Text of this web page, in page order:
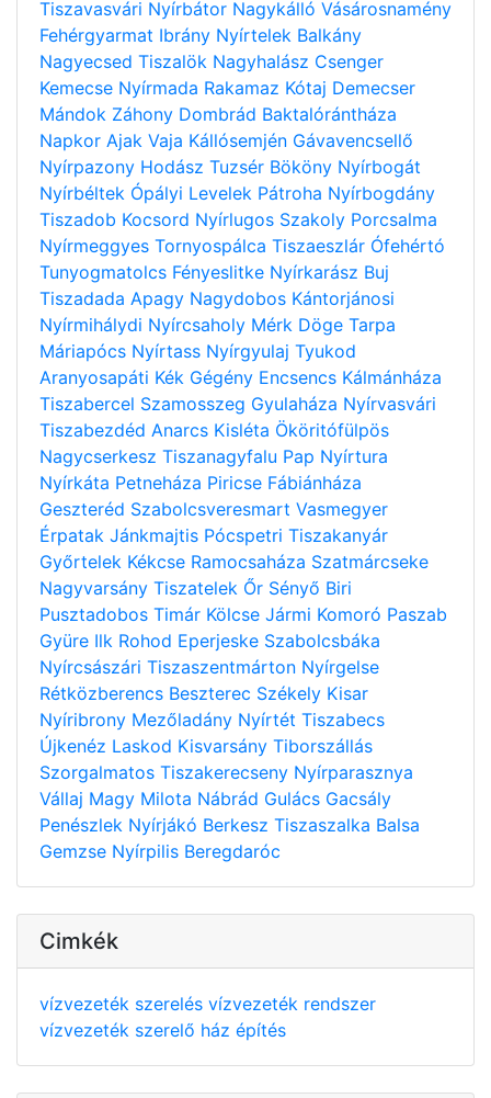
Tiszavasvári Nyírbátor Nagykálló Vásárosnamény
Fehérgyarmat Ibrány Nyírtelek Balkány
Nagyecsed Tiszalök Nagyhalász Csenger
Kemecse Nyírmada Rakamaz Kótaj Demecser
Mándok Záhony Dombrád Baktalórántháza
Napkor Ajak Vaja Kállósemjén Gávavencsellő
Nyírpazony Hodász Tuzsér Bököny Nyírbogát
Nyírbéltek Ópályi Levelek Pátroha Nyírbogdány
Tiszadob Kocsord Nyírlugos Szakoly Porcsalma
Nyírmeggyes Tornyospálca Tiszaeszlár Ófehértó
Tunyogmatolcs Fényeslitke Nyírkarász Buj
Tiszadada Apagy Nagydobos Kántorjánosi
Nyírmihálydi Nyírcsaholy Mérk Döge Tarpa
Máriapócs Nyírtass Nyírgyulaj Tyukod
Aranyosapáti Kék Gégény Encsencs Kálmánháza
Tiszabercel Szamosszeg Gyulaháza Nyírvasvári
Tiszabezdéd Anarcs Kisléta Ököritófülpös
Nagycserkesz Tiszanagyfalu Pap Nyírtura
Nyírkáta Petneháza Piricse Fábiánháza
Geszteréd Szabolcsveresmart Vasmegyer
Érpatak Jánkmajtis Pócspetri Tiszakanyár
Győrtelek Kékcse Ramocsaháza Szatmárcseke
Nagyvarsány Tiszatelek Őr Sényő Biri
Pusztadobos Timár Kölcse Jármi Komoró Paszab
Gyüre Ilk Rohod Eperjeske Szabolcsbáka
Nyírcsászári Tiszaszentmárton Nyírgelse
Rétközberencs Beszterec Székely Kisar
Nyíribrony Mezőladány Nyírtét Tiszabecs
Újkenéz Laskod Kisvarsány Tiborszállás
Szorgalmatos Tiszakerecseny Nyírparasznya
Vállaj Magy Milota Nábrád Gulács Gacsály
Penészlek Nyírjákó Berkesz Tiszaszalka Balsa
Gemzse Nyírpilis Beregdaróc
Cimkék
vízvezeték szerelés vízvezeték rendszer
vízvezeték szerelő ház építés